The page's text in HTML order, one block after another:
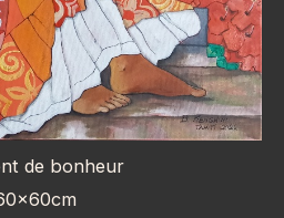
de bonheur